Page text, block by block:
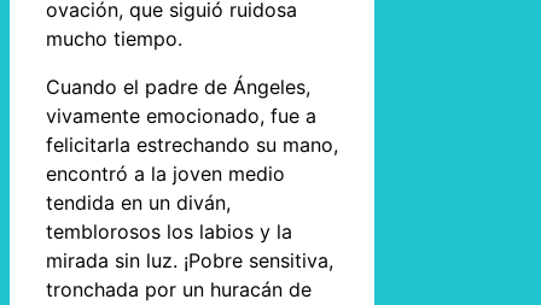
ovación, que siguió ruidosa
mucho tiempo.
Cuando el padre de Ángeles,
vivamente emocionado, fue a
felicitarla estrechando su mano,
encontró a la joven medio
tendida en un diván,
temblorosos los labios y la
mirada sin luz. ¡Pobre sensitiva,
tronchada por un huracán de